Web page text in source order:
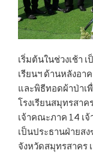
เริ่มต้นในช่วงเช้า
เรียนฯ ด้านหลังอา
และพิธีทอดผ้าป่าเ
โรงเรียนสมุทรสา
เจ้าคณะภาค 14 เ
เป็นประธานฝ่ายส
จังหวัดสมุทรสาคร